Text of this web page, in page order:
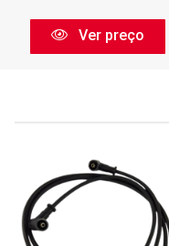
Ver preço